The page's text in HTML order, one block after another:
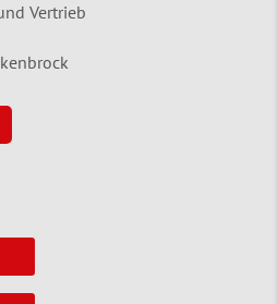
Vertrieb